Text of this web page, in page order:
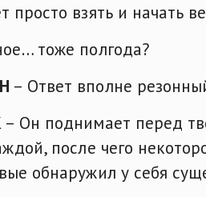
просто взять и начать
тоже полгода?
– Ответ вполне
– Он поднимает перед
после чего
обнаружил у себя